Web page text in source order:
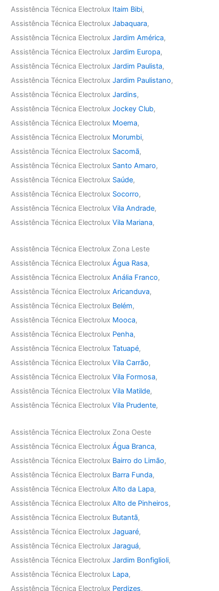
Assistência Técnica Electrolux Itaim Bibi,
Assistência Técnica ElectroluxJabaquara,
Assistência Técnica ElectroluxJardim América,
Assistência Técnica ElectroluxJardim Europa,
Assistência Técnica ElectroluxJardim Paulista,
Assistência Técnica ElectroluxJardim Paulistano,
Assistência Técnica ElectroluxJardins,
Assistência Técnica ElectroluxJockey Club,
Assistência Técnica Electrolux Moema,
Assistência Técnica Electrolux Morumbi,
Assistência Técnica Electrolux Sacomã,
Assistência Técnica Electrolux Santo Amaro,
Assistência Técnica Electrolux Saúde,
Assistência Técnica Electrolux Socorro,
Assistência Técnica ElectroluxVila Andrade,
Assistência Técnica ElectroluxVila Mariana,
Assistência Técnica Electrolux Zona Leste
Assistência Técnica ElectroluxÁgua Rasa,
Assistência Técnica ElectroluxAnália Franco,
Assistência Técnica ElectroluxAricanduva,
Assistência Técnica Electrolux Belém,
Assistência Técnica Electrolux Mooca,
Assistência Técnica Electrolux Penha,
Assistência Técnica ElectroluxTatuapé,
Assistência Técnica ElectroluxVila Carrão,
Assistência Técnica ElectroluxVila Formosa,
Assistência Técnica ElectroluxVila Matilde,
Assistência Técnica ElectroluxVila Prudente,
Assistência Técnica Electrolux Zona Oeste
Assistência Técnica ElectroluxÁgua Branca,
Assistência Técnica Electrolux Bairro do Limão,
Assistência Técnica Electrolux Barra Funda,
Assistência Técnica ElectroluxAlto da Lapa,
Assistência Técnica ElectroluxAlto de Pinheiros,
Assistência Técnica Electrolux Butantã,
Assistência Técnica ElectroluxJaguaré,
Assistência Técnica ElectroluxJaraguá,
Assistência Técnica ElectroluxJardim Bonfiglioli,
Assistência Técnica Electrolux Lapa,
Assistência Técnica Electrolux Perdizes,